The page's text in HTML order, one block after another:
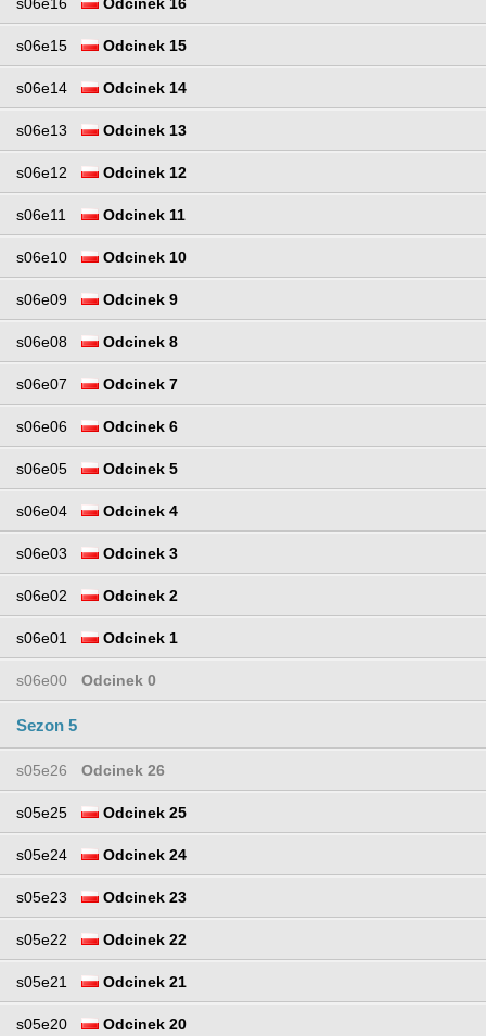
s06e15 Odcinek 15
s06e14 Odcinek 14
s06e13 Odcinek 13
s06e12 Odcinek 12
s06e11 Odcinek 11
s06e10 Odcinek 10
s06e09 Odcinek 9
s06e08 Odcinek 8
s06e07 Odcinek 7
s06e06 Odcinek 6
s06e05 Odcinek 5
s06e04 Odcinek 4
s06e03 Odcinek 3
s06e02 Odcinek 2
s06e01 Odcinek 1
s06e00 Odcinek 0
Sezon 5
s05e26 Odcinek 26
s05e25 Odcinek 25
s05e24 Odcinek 24
s05e23 Odcinek 23
s05e22 Odcinek 22
s05e21 Odcinek 21
s05e20 Odcinek 20